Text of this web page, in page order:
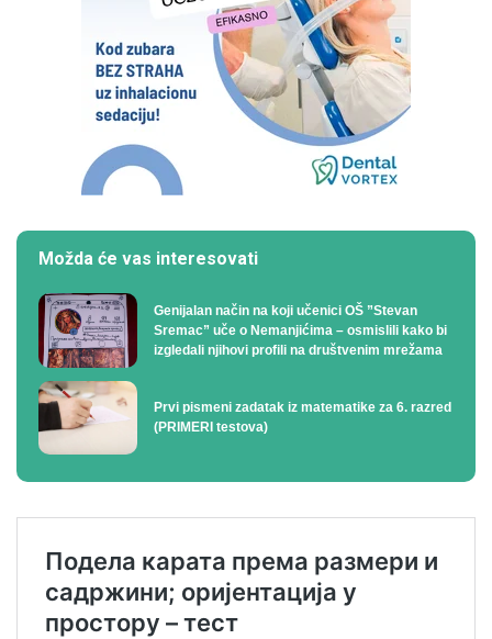
Možda će vas interesovati
Genijalan način na koji učenici OŠ ”Stevan
Sremac” uče o Nemanjićima – osmislili kako bi
izgledali njihovi profili na društvenim mrežama
Prvi pismeni zadatak iz matematike za 6. razred
(PRIMERI testova)